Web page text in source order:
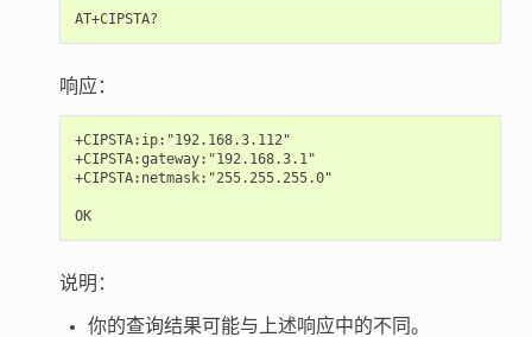
响应：
+CIPSTA:ip:"192.168.3.112"
+CIPSTA:gateway:"192.168.3.1"
+CIPSTA:netmask:"255.255.255.0"
OK
说明：
你的查询结果可能与上述响应中的不同。